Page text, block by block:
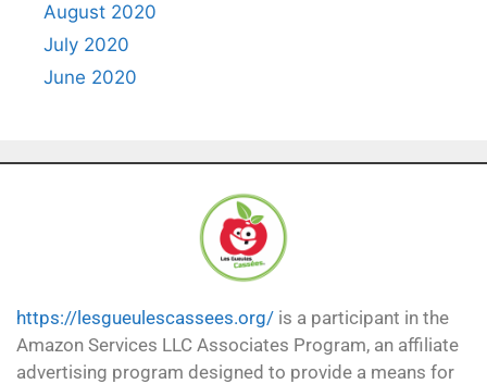
August 2020
July 2020
June 2020
https://lesgueulescassees.org/ is a participant in the
Amazon Services LLC Associates Program, an affiliate
advertising program designed to provide a means for